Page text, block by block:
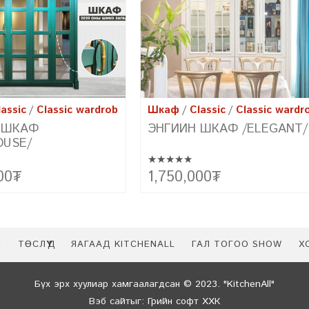
Classic wardrobe
/ELEGANT/
будган материал бүхий
сонгодог хэв маяг,
₮
Шкаф Classic Classic
ЭНГИЙН ШКАФ /RUSTIC/
Элсний долгио мэт иржгэр хаалгууд, E1
зэрэглэлийн хавтан /Дотор хэрэглээнд
1,200,000₮
★★★★★
ТӨСЛҮҮД ЯАГААД KITCHENALL ГАЛ ТОГОО SHOW
Бүх эрх хуулиар хамгаалагдсан © 2023. "KitchenAll"
Вэб сайтыг: Грийн софт ХХК